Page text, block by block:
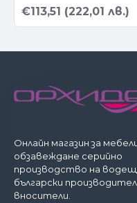
€113,51 (222,01 лв.)
Онлайн магазин за
обзавеждане серийно
производство на
български
вносители.